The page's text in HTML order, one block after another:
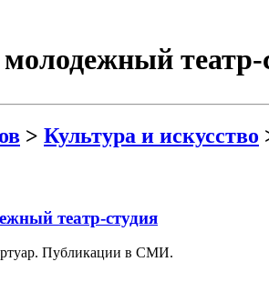
театр-
> Культура и искусство
театр-студия
Публикации в СМИ.